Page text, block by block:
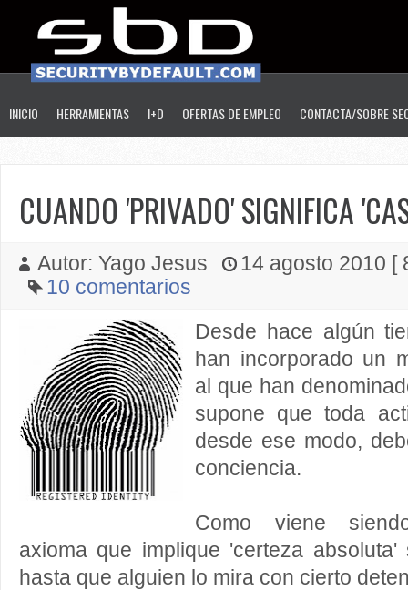
INICIO HERRAMIENTAS I+D OFERTAS DE EMPLEO CONTACTA/SOBRE
CUANDO 'PRIVADO' SIGNIFICA
Autor: Yago Jesus
14 agosto 2010 [
10 comentarios
Desde hace algún
han incorporado un
al que han
supone que toda
desde ese modo,
conciencia.
Como viene
axioma que implique 'certeza
hasta que alguien lo mira con cierto